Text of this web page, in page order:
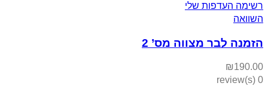
רשימה העדפות שלי
השוואה
הזמנה לבר מצווה מס’ 2
₪190.00
0 review(s)